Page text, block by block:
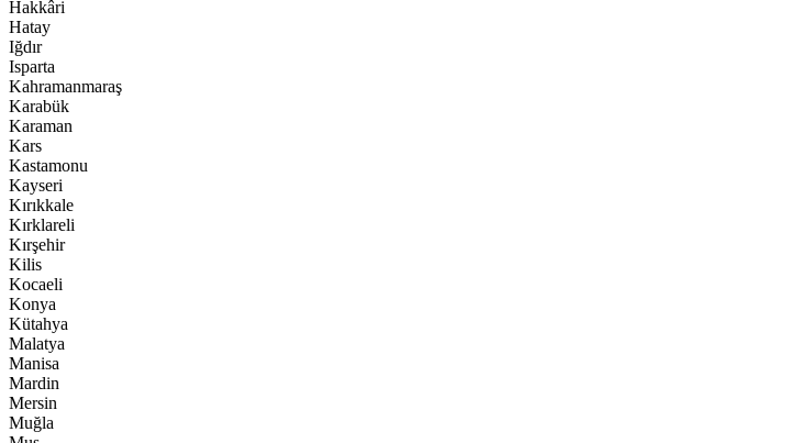
Hakkâri
Hatay
Iğdır
Isparta
Kahramanmaraş
Karabük
Karaman
Kars
Kastamonu
Kayseri
Kırıkkale
Kırklareli
Kırşehir
Kilis
Kocaeli
Konya
Kütahya
Malatya
Manisa
Mardin
Mersin
Muğla